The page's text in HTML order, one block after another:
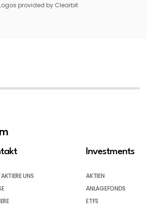
provided by Clearbit
UNS
Investments
AKTIEN
ANLAGEFONDS
ETFS